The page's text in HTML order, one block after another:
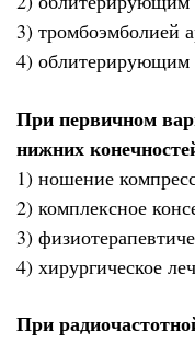
3) тромбоэмболией
4) облитерирующим
При первичном
нижних
1) ношение
2) комплексное
3)
4) хирургическое
При